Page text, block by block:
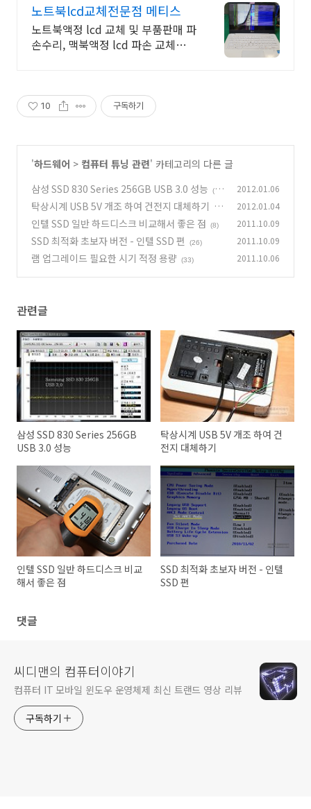
노트북lcd교체전문점 메티스
노트북액정 lcd 교체 및 부품판매 파
손수리, 맥북액정 lcd 파손 교체수리
10 구독하기
'하드웨어 > 컴퓨터 튜닝 관련' 카테고리의 다른 글
삼성 SSD 830 Series 256GB USB 3.0 성능
(1
1)
2012.01.06
탁상시계 USB 5V 개조 하여 건전지 대체하기
(1
9)
2012.01.04
인텔 SSD 일반 하드디스크 비교해서 좋은 점 (8) 2011.10.09
SSD 최적화 초보자 버전 - 인텔 SSD 편 (26) 2011.10.09
램 업그레이드 필요한 시기 적정 용량 (33) 2011.10.06
관련글
삼성 SSD 830 Series 256GB
USB 3.0 성능
탁상시계 USB 5V 개조 하여 건
전지 대체하기
인텔 SSD 일반 하드디스크 비교
해서 좋은 점
SSD 최적화 초보자 버전 - 인텔
SSD 편
댓글
씨디맨의 컴퓨터이야기
컴퓨터 IT 모바일 윈도우 운영체제 최신 트랜드 영상 리뷰
구독하기